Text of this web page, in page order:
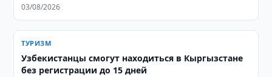
03/08/2026
ТУРИЗМ
Узбекистанцы смогут находиться в Кыргызстане
без регистрации до 15 дней